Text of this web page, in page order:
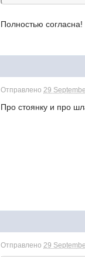
Полностью согласна!
Отправлено29
Про стоянку и про
Отправлено29